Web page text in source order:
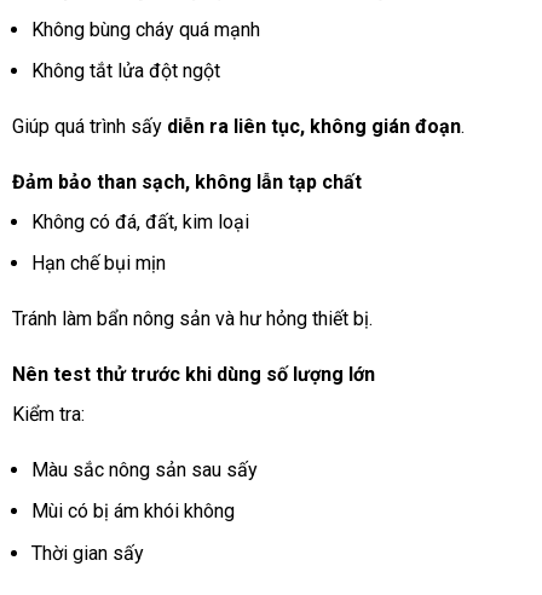
Không bùng cháy quá mạnh
Không tắt lửa đột ngột
Giúp quá trình sấy diễn ra liên tục, không gián đoạn.
Đảm bảo than sạch, không lẫn tạp chất
Không có đá, đất, kim loại
Hạn chế bụi mịn
Tránh làm bẩn nông sản và hư hỏng thiết bị.
Nên test thử trước khi dùng số lượng lớn
Kiểm tra:
Màu sắc nông sản sau sấy
Mùi có bị ám khói không
Thời gian sấy